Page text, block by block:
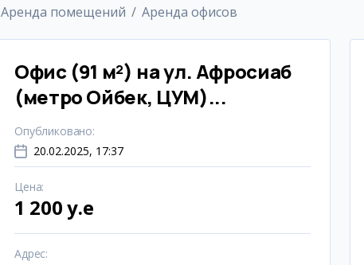
Аренда помещений Аренда офисов
Офис (91 м²) на ул. Афросиаб
(метро Ойбек, ЦУМ)...
Опубликовано:
20.02.2025, 17:37
Цена:
1 200 y.e
Адрес: